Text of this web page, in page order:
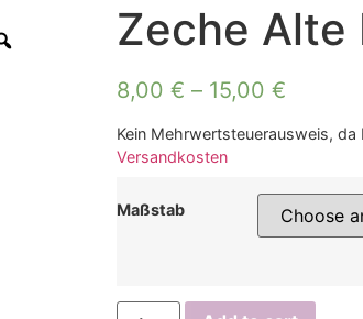
Zeche Alte
8,00 € – 15,00 €
Kein Mehrwertsteuerausweis, da
Versandkosten
Maßstab